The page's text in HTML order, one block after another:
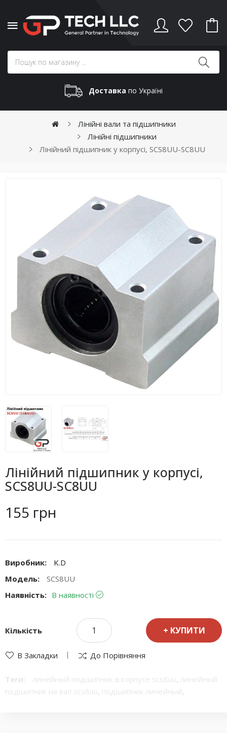
Доставка по Україні
Лінійні вали та підшипники
Лінійні підшипники
Лінійний підшипник у корпусі, SCS8UU-SC8UU
Лінійний підшипник у корпусі,
SCS8UU-SC8UU
155 грн
Виробник:
K.D
Модель:
SCS8UU
Наявність: В наявності
Кількість КУПИТИ
В Закладки До Порівняння
Теги: линейный подшипник в корпусе scs8uu, линейный
подшипник на вал scs8uu, подшипник линейный,